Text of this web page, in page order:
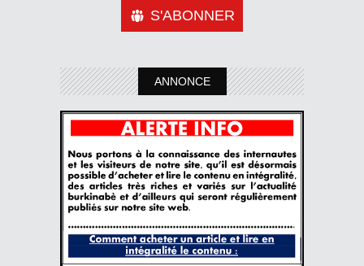
S'ABONNER
ANNONCE